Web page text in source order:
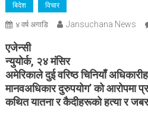
बिदेश विचार
४ वर्ष अगाडि Jansuchana News
एजेन्सी
न्युयोर्क, २४ मंसिर
अमेरिकाले दुई वरिष्ठ चिनियाँ
मानवअधिकार दुरुपयोग’ को आरोपमा
कथित यातना र कैदीहरूको हत्या र